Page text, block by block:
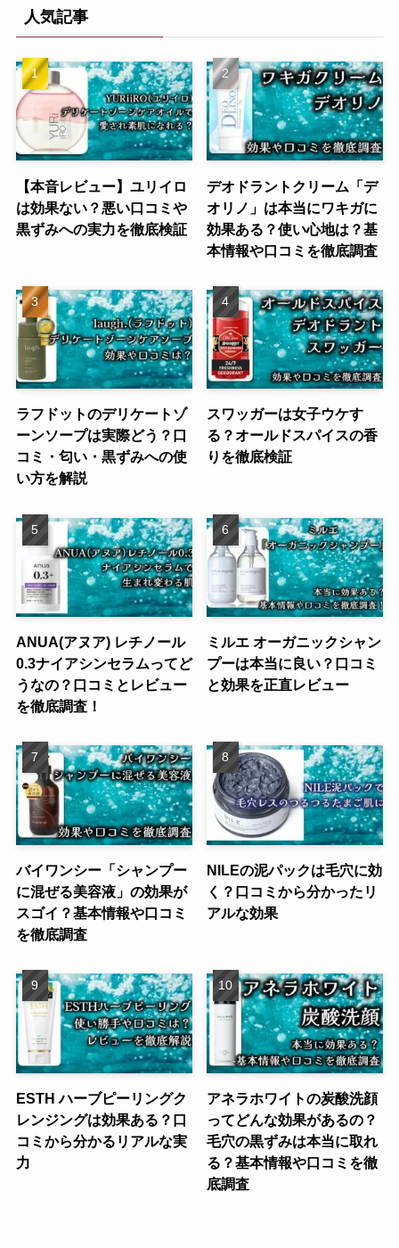
人気記事
【本音レビュー】ユリイロ
は効果ない？悪い口コミや
黒ずみへの実力を徹底検証
デオドラントクリーム「デ
オリノ」は本当にワキガに
効果ある？使い心地は？基
本情報や口コミを徹底調査
ラフドットのデリケートゾ
ーンソープは実際どう？口
コミ・匂い・黒ずみへの使
い方を解説
スワッガーは女子ウケす
る？オールドスパイスの香
りを徹底検証
ANUA(アヌア) レチノール
0.3ナイアシンセラムってど
うなの？口コミとレビュー
を徹底調査！
ミルエ オーガニックシャン
プーは本当に良い？口コミ
と効果を正直レビュー
バイワンシー「シャンプー
に混ぜる美容液」の効果が
スゴイ？基本情報や口コミ
を徹底調査
NILEの泥パックは毛穴に効
く？口コミから分かったリ
アルな効果
ESTH ハーブピーリングク
レンジングは効果ある？口
コミから分かるリアルな実
力
アネラホワイトの炭酸洗顔
ってどんな効果があるの？
毛穴の黒ずみは本当に取れ
る？基本情報や口コミを徹
底調査